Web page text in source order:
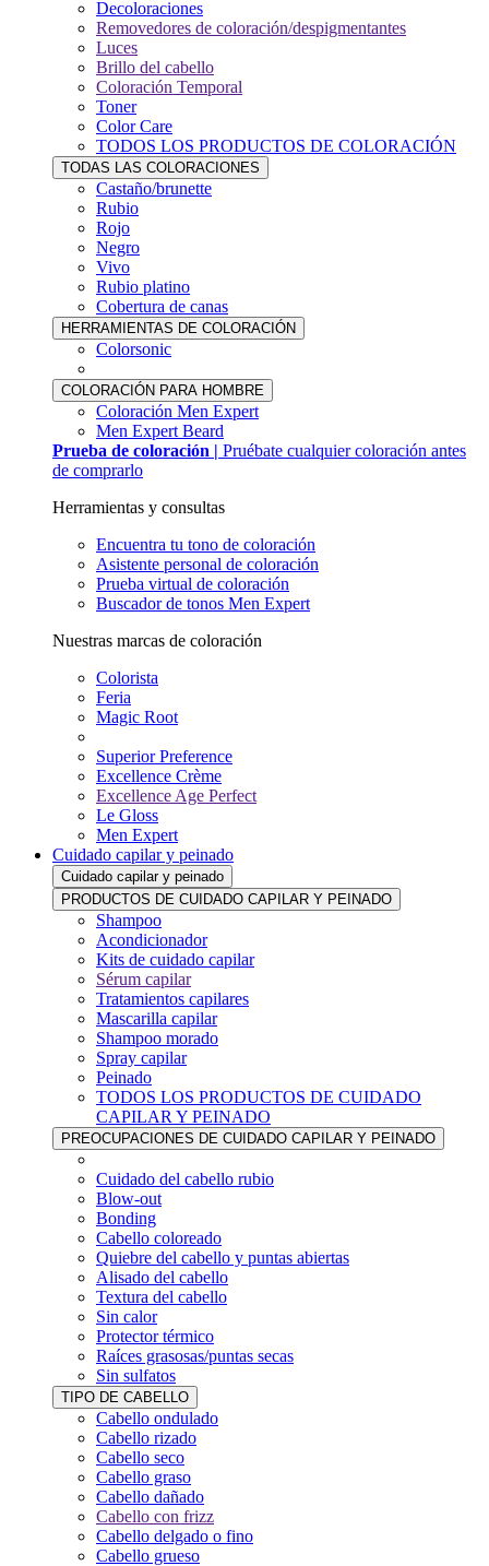
Decoloraciones
Removedores de coloración/despigmentantes
Luces
Brillo del cabello
Coloración Temporal
Toner
Color Care
TODOS LOS PRODUCTOS DE COLORACIÓN
TODAS LAS COLORACIONES
Castaño/brunette
Rubio
Rojo
Negro
Vivo
Rubio platino
Cobertura de canas
HERRAMIENTAS DE COLORACIÓN
Colorsonic
COLORACIÓN PARA HOMBRE
Coloración Men Expert
Men Expert Beard
Prueba de coloración | Pruébate cualquier coloración antes
de comprarlo
Herramientas y consultas
Encuentra tu tono de coloración
Asistente personal de coloración
Prueba virtual de coloración
Buscador de tonos Men Expert
Nuestras marcas de coloración
Colorista
Feria
Magic Root
Superior Preference
Excellence Crème
Excellence Age Perfect
Le Gloss
Men Expert
Cuidado capilar y peinado
Cuidado capilar y peinado
PRODUCTOS DE CUIDADO CAPILAR Y PEINADO
Shampoo
Acondicionador
Kits de cuidado capilar
Sérum capilar
Tratamientos capilares
Mascarilla capilar
Shampoo morado
Spray capilar
Peinado
TODOS LOS PRODUCTOS DE CUIDADO
CAPILAR Y PEINADO
PREOCUPACIONES DE CUIDADO CAPILAR Y PEINADO
Cuidado del cabello rubio
Blow-out
Bonding
Cabello coloreado
Quiebre del cabello y puntas abiertas
Alisado del cabello
Textura del cabello
Sin calor
Protector térmico
Raíces grasosas/puntas secas
Sin sulfatos
TIPO DE CABELLO
Cabello ondulado
Cabello rizado
Cabello seco
Cabello graso
Cabello dañado
Cabello con frizz
Cabello delgado o fino
Cabello grueso